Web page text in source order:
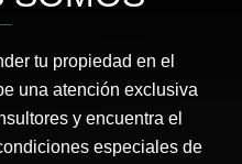
tu propiedad en el
una atención exclusiva
y encuentra el
especiales de